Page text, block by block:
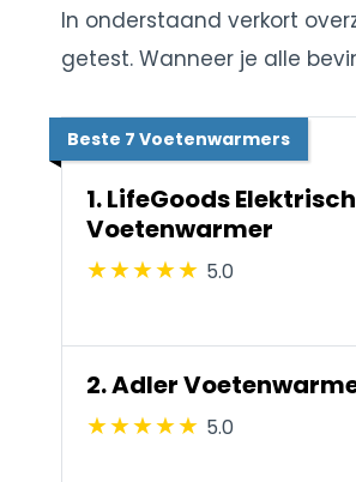
In onderstaand verkort
getest. Wanneer je alle
Beste 7 Voetenwarmers
1. LifeGoods
Voetenwarmer
5.0
2. Adler
5.0